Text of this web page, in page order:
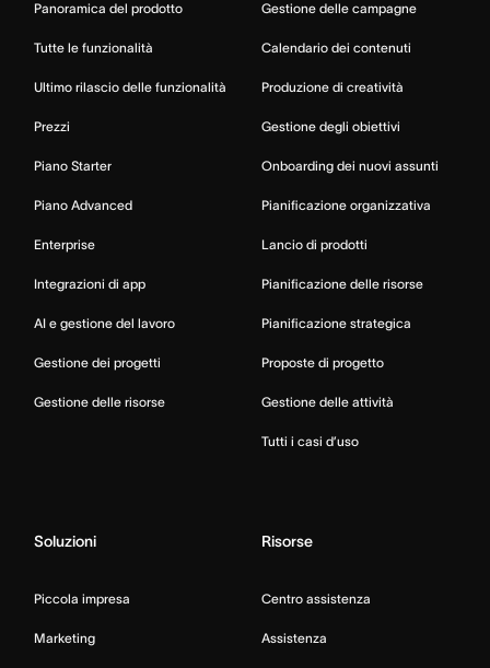
Panoramica del prodotto
Tutte le funzionalità
Ultimo rilascio delle funzionalità
Prezzi
Piano Starter
Piano Advanced
Enterprise
Integrazioni di app
AI e gestione del lavoro
Gestione dei progetti
Gestione delle risorse
Gestione delle campagne
Calendario dei contenuti
Produzione di creatività
Gestione degli obiettivi
Onboarding dei nuovi assunti
Pianificazione organizzativa
Lancio di prodotti
Pianificazione delle risorse
Pianificazione strategica
Proposte di progetto
Gestione delle attività
Tutti i casi d’uso
Soluzioni
Piccola impresa
Marketing
Risorse
Centro assistenza
Assistenza